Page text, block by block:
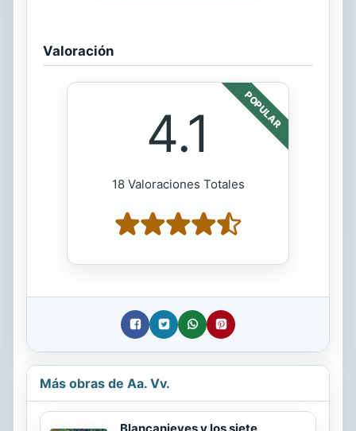
Valoración
POPULAR
4.1
18 Valoraciones Totales
Más obras de Aa. Vv.